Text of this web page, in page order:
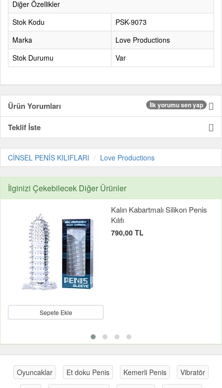
Diğer Özellikler
Stok Kodu
PSK-9073
Marka
Love Productions
Stok Durumu
Var
Ürün Yorumları İlk yorumu sen yap
Teklif İste
CİNSEL PENİS KILIFLARI Love Productions
İlginizi Çekebilecek Diğer Ürünler
Sepete Ekle
Kalın Kabartmalı Silikon Penis
Kılıfı
790,00 TL
Oyuncaklar Et doku Penis Kemerli Penis
Vibratör